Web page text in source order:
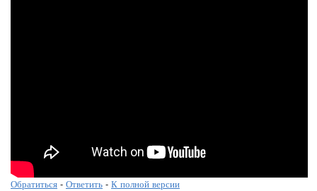
Обратиться - Ответить - К полной версии